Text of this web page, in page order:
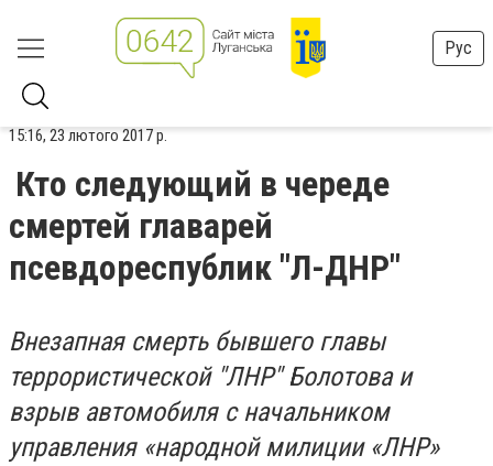
Рус
15:16, 23 лютого 2017 р.
Кто следующий в череде
смертей главарей
псевдореспублик "Л-ДНР"
Внезапная смерть бывшего главы
террористической "ЛНР" Болотова и
взрыв автомобиля с начальником
управления «народной милиции «ЛНР»